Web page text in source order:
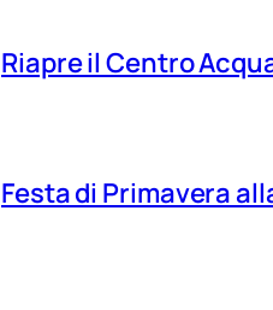
Riapre il Centro
Festa di Primavera